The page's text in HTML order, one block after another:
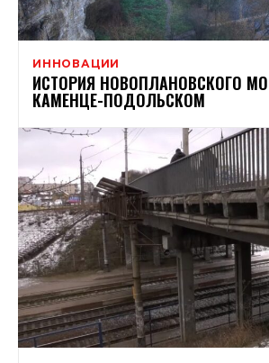
ИННОВАЦИИ
ИСТОРИЯ НОВОПЛАНОВСКОГО
КАМЕНЦЕ-ПОДОЛЬСКОМ